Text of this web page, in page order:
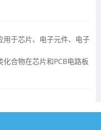
用于芯片、电子元件、电子
合物在芯片和PCB电路板